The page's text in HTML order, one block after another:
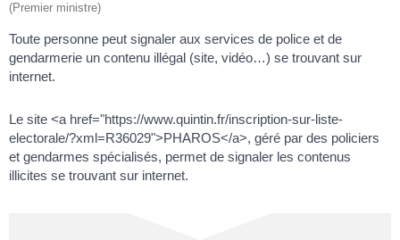
(Premier ministre)
Toute personne peut signaler aux services de police et de
gendarmerie un contenu illégal (site, vidéo…) se trouvant sur
internet.
Le site <a href="https://www.quintin.fr/inscription-sur-liste-
electorale/?xml=R36029">PHAROS</a>, géré par des policiers
et gendarmes spécialisés, permet de signaler les contenus
illicites se trouvant sur internet.